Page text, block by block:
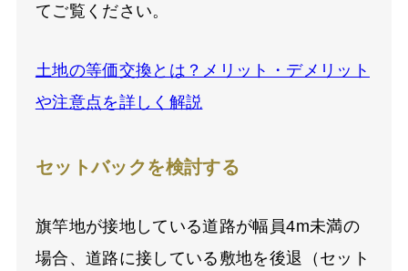
てご覧ください。
土地の等価交換とは？メリット・デメリット
や注意点を詳しく解説
セットバックを検討する
旗竿地が接地している道路が幅員4m未満の
場合、道路に接している敷地を後退（セット